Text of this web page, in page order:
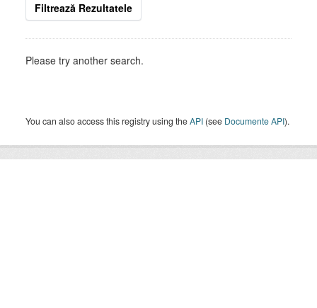
Filtrează Rezultatele
Please try another search.
You can also access this registry using theAPI (see Documente API).